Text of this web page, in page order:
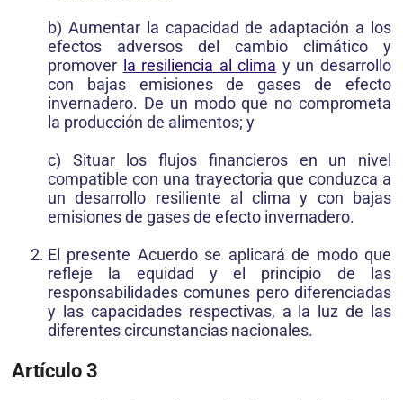
b) Aumentar la capacidad de adaptación a los
efectos adversos del cambio climático y
promover la resiliencia al clima y un desarrollo
con bajas emisiones de gases de efecto
invernadero. De un modo que no comprometa
la producción de alimentos; y
c) Situar los flujos financieros en un nivel
compatible con una trayectoria que conduzca a
un desarrollo resiliente al clima y con bajas
emisiones de gases de efecto invernadero.
El presente Acuerdo se aplicará de modo que
refleje la equidad y el principio de las
responsabilidades comunes pero diferenciadas
y las capacidades respectivas, a la luz de las
diferentes circunstancias nacionales.
Artículo 3